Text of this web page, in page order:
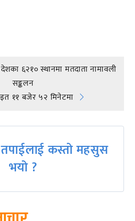
६२१० स्थानमा मतदाता नामावली
सङ्कलन
११ बजेर ५२ मिनेटमा
कस्तो महसुस
भयो ?